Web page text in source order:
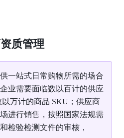
质管理
一站式日常购物所需的场合
业需要面临数以百计的供应
万计的商品 SKU；供应商
进行销售，按照国家法规需
检验检测文件的审核，